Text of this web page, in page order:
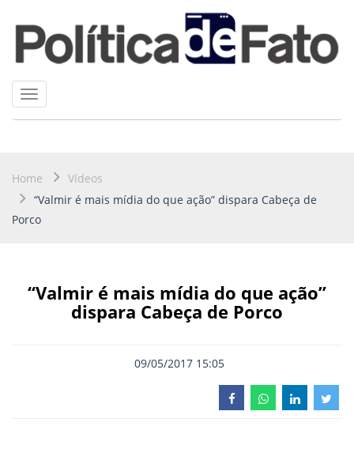
Toggle
navigation
Home
Vídeos
“Valmir é mais mídia do que ação” dispara Cabeça de
Porco
“Valmir é mais mídia do que ação”
dispara Cabeça de Porco
09/05/2017 15:05